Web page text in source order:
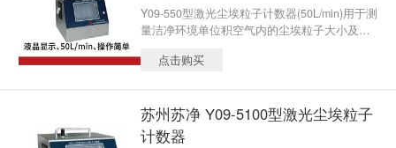
Y09-550型激光尘埃粒子计数器(50L/min)用于测
量洁净环境单位积空气内的尘埃粒子大小及数
洁净环境。
点击购买
苏州苏净 Y09-5100型激光尘埃粒子
计数器